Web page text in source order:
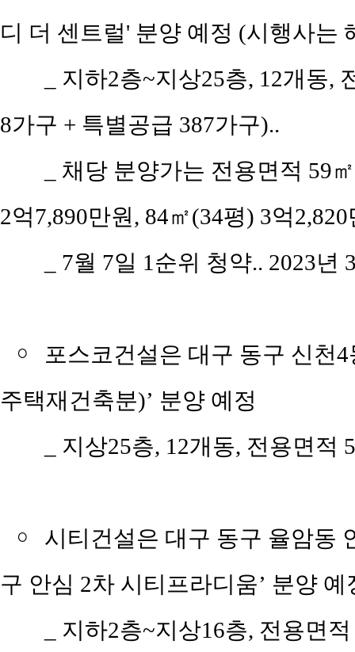
디 더 센트럴' 분양 예정 (시행사는
지하2층~지상25층, 12개동,
8가구 + 특별공급 387가구)..
채당 분양가는 전용면적 59
2억7,890만원, 84㎡(34평) 3억
7월 7일 1순위 청약.. 2023년
￮
포스코건설은 대구 동구 신천
주택재건축분)’ 분양 예정
지상25층, 12개동, 전용면적
￮
시티건설은 대구 동구 율암동
구 안심 2차 시티프라디움’ 분양 예
지하2층~지상16층, 전용면